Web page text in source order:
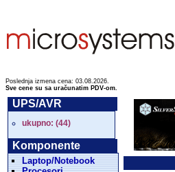
Poslednja izmena cena: 03.08.2026.
Sve cene su sa uračunatim PDV-om.
UPS/AVR
ukupno: (44)
Komponente
Laptop/Notebook